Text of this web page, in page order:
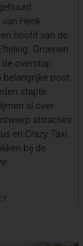
Henk
hoofd van de
Groenen
overstap
belangrijke post
stapte
al over
attracties
en Crazy Taxi.
bij de
.